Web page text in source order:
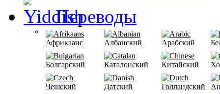
Переводы
Африкаанс Албанский Арабский
Болгарский Каталонский Китайский
Чешский Датский Голландский